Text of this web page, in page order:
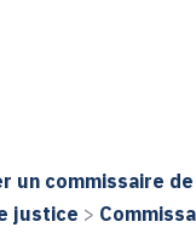
un commissaire
justice >